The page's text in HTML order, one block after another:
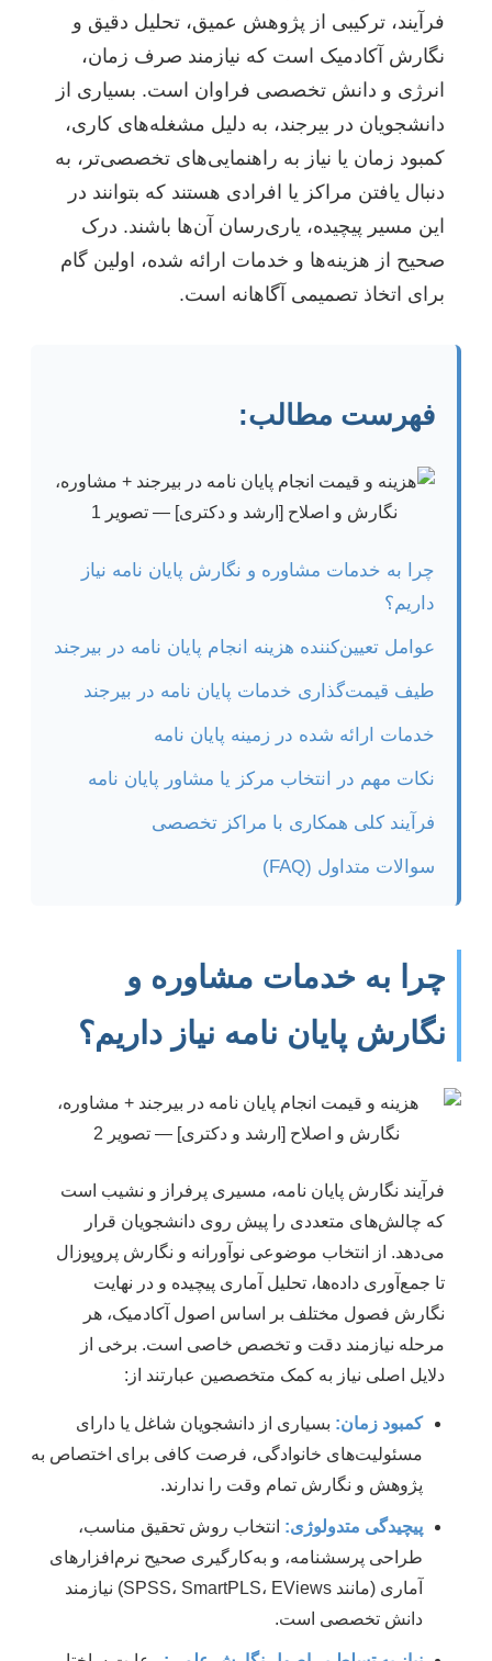
فرآیند، ترکیبی از پژوهش عمیق، تحلیل دقیق و
نگارش آکادمیک است که نیازمند صرف زمان،
انرژی و دانش تخصصی فراوان است. بسیاری از
دانشجویان در بیرجند، به دلیل مشغله‌های کاری،
کمبود زمان یا نیاز به راهنمایی‌های تخصصی‌تر، به
دنبال یافتن مراکز یا افرادی هستند که بتوانند در
این مسیر پیچیده، یاری‌رسان آن‌ها باشند. درک
صحیح از هزینه‌ها و خدمات ارائه شده، اولین گام
برای اتخاذ تصمیمی آگاهانه است.
فهرست مطالب:
چرا به خدمات مشاوره و نگارش پایان نامه نیاز
داریم؟
عوامل تعیین‌کننده هزینه انجام پایان نامه در بیرجند
طیف قیمت‌گذاری خدمات پایان نامه در بیرجند
خدمات ارائه شده در زمینه پایان نامه
نکات مهم در انتخاب مرکز یا مشاور پایان نامه
فرآیند کلی همکاری با مراکز تخصصی
سوالات متداول (FAQ)
چرا به خدمات مشاوره و
نگارش پایان نامه نیاز داریم؟
فرآیند نگارش پایان نامه، مسیری پرفراز و نشیب است
که چالش‌های متعددی را پیش روی دانشجویان قرار
می‌دهد. از انتخاب موضوعی نوآورانه و نگارش پروپوزال
تا جمع‌آوری داده‌ها، تحلیل آماری پیچیده و در نهایت
نگارش فصول مختلف بر اساس اصول آکادمیک، هر
مرحله نیازمند دقت و تخصص خاصی است. برخی از
دلایل اصلی نیاز به کمک متخصصین عبارتند از:
کمبود زمان: بسیاری از دانشجویان شاغل یا دارای
مسئولیت‌های خانوادگی، فرصت کافی برای اختصاص به
پژوهش و نگارش تمام وقت را ندارند.
پیچیدگی متدولوژی: انتخاب روش تحقیق مناسب،
طراحی پرسشنامه، و به‌کارگیری صحیح نرم‌افزارهای
آماری (مانند SPSS، SmartPLS، EViews) نیازمند
دانش تخصصی است.